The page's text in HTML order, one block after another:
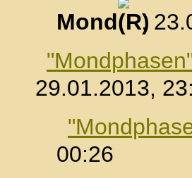
Mond
,
29.01.2013,
00:26